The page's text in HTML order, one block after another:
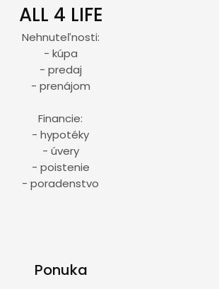
ALL 4 LIFE
Nehnuteľnosti:
- kúpa
- predaj
- prenájom
Financie:
- hypotéky
- úvery
- poistenie
- poradenstvo
Ponuka